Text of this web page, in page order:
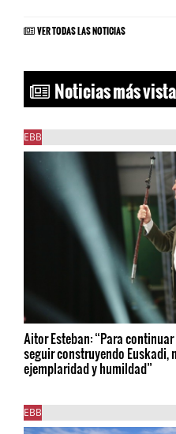
VER TODAS LAS NOTICIAS
Noticias más
EBB
Aitor Esteban: “Para
seguir construyendo Euskadi,
ejemplaridad y humildad”
EBB